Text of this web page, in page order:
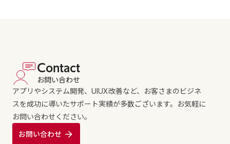
Contact
お問い合わせ
アプリやシステム開発、UIUX改善など、お客さまのビジネ
スを成功に導いたサポート実績が多数ございます。お気軽に
お問い合わせください。
お問い合わせ